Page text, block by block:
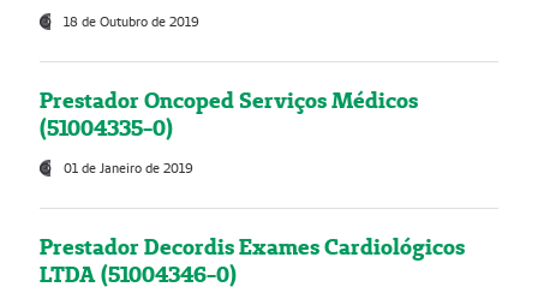
18 de Outubro de 2019
Prestador Oncoped Serviços Médicos
(51004335-0)
01 de Janeiro de 2019
Prestador Decordis Exames Cardiológicos
LTDA (51004346-0)